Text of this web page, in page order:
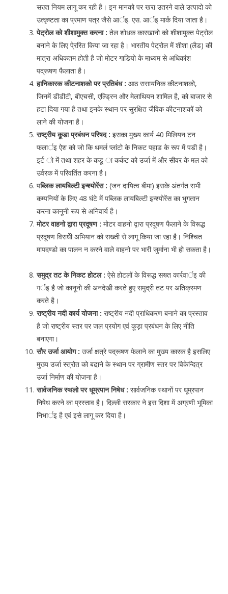
सख्त नियम लागू कर रही है। इन मानको पर खरा उतरने वाले उत्पादो को
उत्कृष्टता का प्रमाण पत्र जैसे आर्इ. एस. आर्इ मार्क दिया जाता है।
पेट्रोल को शीशामुक्त करना : तेल शोधक कारखानो को शीशामुक्त पेट्रोल
बनाने के लिए पे्ररित किया जा रहा है। भारतीय पेट्रोल में शीशा (लैड) की
मात्रा अधिकतम होती है जो मोटर गाडियो के माध्यम से अधिकांश
पद्रूषण फैलाता है।
हानिकारक कीटनाशको पर प्रतिबंध : आठ रासायनिक कीटनाशको,
जिनमें डीडीटी, बीएचसी, एल्ड्रिन और मेलाथियन शामिल है, को बाजार से
हटा दिया गया है तथा इनके स्थान पर सुरक्षित जैविक कीटनाशकों को
लाने की योजना है।
राष्ट्रीय कूडा प्रबंधन परिषद : इसका मुख्य कार्य 40 मिलियन टन
फलार्इ ऐश को जो कि थमर्ल प्लांटो के निकट पहाड के रूप में पडी है।
इर्ट ो में तथा शहर के कडू ा कर्कट को उर्जा में और सीवर के मल को
उर्वरक में परिवर्तित करना है।
पब्लिक लायबिल्टी इन्श्योरेंस : (जन दायित्व बीमा) इसके अंतर्गत सभी
कम्पनियों के लिए 48 घंटे में पब्लिक लायबिल्टी इन्श्योरेंस का भुगतान
करना कानूनी रूप से अनिवार्य है।
मोटर वाहनो द्वारा प्रदूषण : मोटर वाहनो द्वारा प्रदूषण फैलाने के विरूद्ध
प्रदूषण विराधेी अभियान को सख्ती से लागू किया जा रहा है। निश्चित
मापदण्डो का पालन न करने वाले वाहनो पर भारी जुर्माना भी हो सकता है।
समुद्र तट के निकट होटल : ऐसे होटलों के विरूद्ध सख्त कार्रवार्इ की
गर्इ है जो कानूनो की अनदेखी करते हुए समुद्री तट पर अतिक्रमण
करते है।
राष्ट्रीय नदी कार्य योजना : राष्ट्रीय नदी प्राधिकरण बनाने का प्रस्ताव
है जो राष्ट्रीय स्तर पर जल प्रयोग एवं कूड़ा प्रबंधन के लिए नीति
बनाएगा।
सौर उर्जा आयोग : उर्जा क्षत्रे पद्रूषण फेलाने का मुख्य कारक है इसलिए
मुख्य उर्जा स्त्रोत को बढा़ने के स्थान पर ग्रामीण स्तर पर विकेन्दित्र
उर्जा निर्माण की योजना है।
सार्वजनिक स्थलो पर धूम्रपान निषेध : सार्वजनिक स्थानों पर धूम्रपान
निषेध करने का प्रस्ताव है। दिल्ली सरकार ने इस दिशा में अग्रणी भूमिका
निभार्इ है एवं इसे लागू कर दिया है।